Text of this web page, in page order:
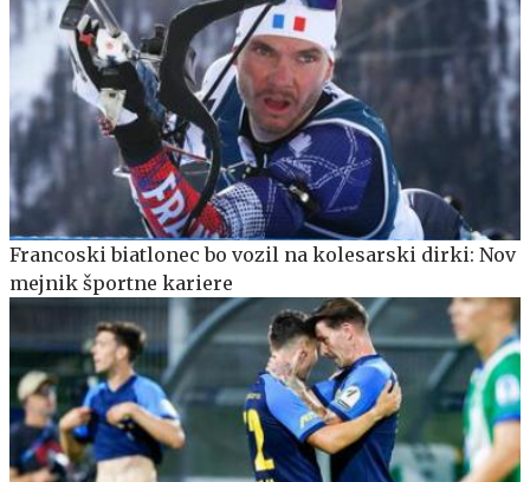
Francoski biatlonec bo vozil na kolesarski dirki: Nov
mejnik športne kariere